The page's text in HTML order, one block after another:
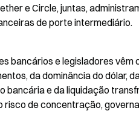
e Circle, juntas,
de porte intermediário.
bancários e legisladores vêm
da dominância do dólar,
bancária e da liquidação
de concentração,